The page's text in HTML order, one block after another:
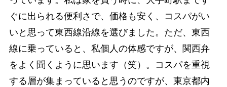
ぐに出られる便利さで、価格も安く、コスパがい
いと思って東西線沿線を選びました。ただ、東西
線に乗っていると、私個人の体感ですが、関西弁
をよく聞くように思います（笑）。コスパを重視
する層が集まっていると思うのですが、東京都内